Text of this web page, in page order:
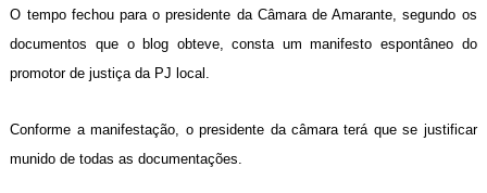
O tempo fechou para o presidente da Câmara de Amarante, segundo os
documentos que o blog obteve, consta um manifesto espontâneo do
promotor de justiça da PJ local.
Conforme a manifestação, o presidente da câmara terá que se justificar
munido de todas as documentações.